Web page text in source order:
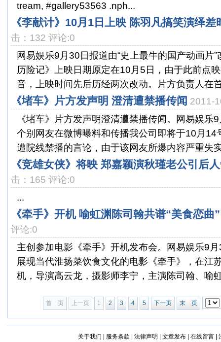
tream, #gallery53563 .nph...
《李献计》10月1日上映 陈羽凡搞笑演绎差
击：132 评论:0
网易娱乐9月30日报道由“史上最牛的国产动画片
历险记》上映日期原定在10月5日，由于此前点
音，上映时间先后历经两次改动。片方负责人在
《堵车》片方发声明 澄清遭禁播传闻 2011-
《堵车》片方发声明澄清遭禁播传闻。网易娱乐
个别网友在微博曝料和传播我公司即将于10月14
遭院线禁播的言论，由于该网友所爆内容严重失
《竞雄女侠》将映 郑嘉颖演秋瑾老公引后
击：165 评论:0
...
《牵手》开机 喻虹渊陈司翰共谱“美食恋曲”
评论:0
主创参加电影《牵手》开机发布会。网易娱乐9
展现当代淮扬菜饮食文化的电影《牵手》，在江
机，导演高云龙，摄影师李宁，主演陈司翰、喻
首 页 上一页 1 2 3 4 5 下一页 末 页
关于我们 服务条款 法律声明 文章发布| 在线留言|